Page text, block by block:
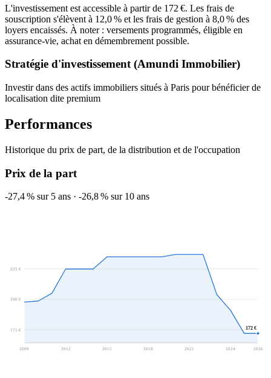
L'investissement est accessible à partir de 172 €. Les frais de
souscription s'élèvent à 12,0 % et les frais de gestion à 8,0 % des
loyers encaissés. À noter : versements programmés, éligible en
assurance-vie, achat en démembrement possible.
Stratégie d'investissement (Amundi Immobilier)
Investir dans des actifs immobiliers situés à Paris pour bénéficier de
localisation dite premium
Performances
Historique du prix de part, de la distribution et de l'occupation
Prix de la part
-27,4 % sur 5 ans · -26,8 % sur 10 ans
175 €
200 €
225 €
2009 2012 2015 2018 2021 2024 2026
172 €